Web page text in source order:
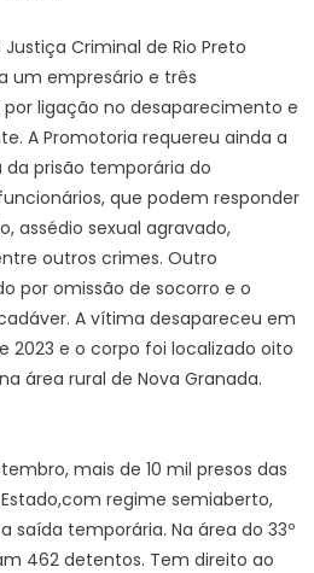
Criminal de Rio Preto
um empresário e três
ligação no desaparecimento e
A Promotoria requereu ainda a
prisão temporária do
que podem responder
assédio sexual agravado,
outros crimes. Outro
por omissão de socorro e o
A vítima desapareceu em
2023 e o corpo foi localizado oito
área rural de Nova Granada.
mais de 10 mil presos das
regime semiaberto,
saída temporária. Na área do 33º
462 detentos. Tem direito ao